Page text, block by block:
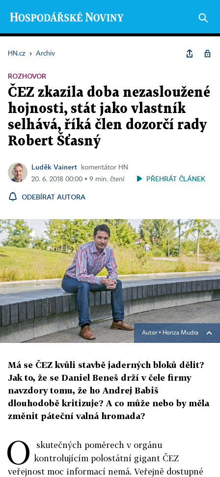
HN.cz › Archiv
ROZHOVOR
ČEZ zkazila doba nezasloužené
hojnosti, stát jako vlastník
selhává, říká člen dozorčí rady
Robert Šťasný
Luděk Vainert
komentátor HN
20. 6. 2018 00:00 ▪ 9 min. čtení
PŘEHRÁT ČLÁNEK
ODEBÍRAT AUTORA
Autor ▪ Honza Mudra
Má se ČEZ kvůli stavbě jaderných bloků dělit?
Jak to, že se Daniel Beneš drží v čele firmy
navzdory tomu, že ho Andrej Babiš
dlouhodobě kritizuje? A co může nebo by měla
změnit páteční valná hromada?
O
skutečných poměrech v orgánu
kontrolujícím polostátní gigant ČEZ
veřejnost moc informací nemá. Veřejně dostupné